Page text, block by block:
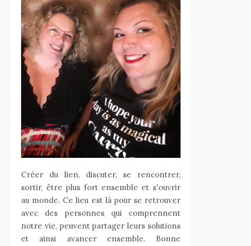
Créer du lien, discuter, se rencontrer,
sortir, être plus fort ensemble et s'ouvrir
au monde. Ce lieu est là pour se retrouver
avec des personnes qui comprennent
notre vie, peuvent partager leurs solutions
et ainsi avancer ensemble. Bonne